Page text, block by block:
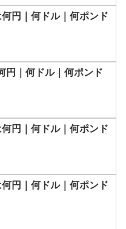
円｜何ドル｜何ポンド
円｜何ドル｜何ポンド
円｜何ドル｜何ポンド
円｜何ドル｜何ポンド